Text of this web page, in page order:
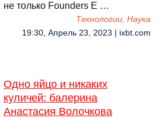
не только Founders E …
Технологии, Наука
19:30, Апрель 23, 2023 | ixbt.com
Одно яйцо и никаких
куличей: балерина
Анастасия Волочкова